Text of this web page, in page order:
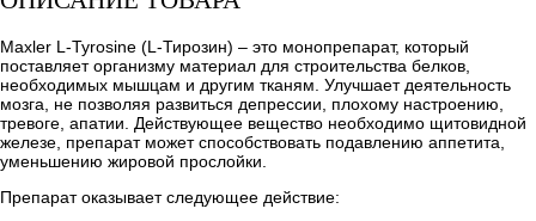
Maxler L-Tyrosine (L-Тирозин) – это монопрепарат, который
поставляет организму материал для строительства белков,
необходимых мышцам и другим тканям. Улучшает деятельность
мозга, не позволяя развиться депрессии, плохому настроению,
тревоге, апатии. Действующее вещество необходимо щитовидной
железе, препарат может способствовать подавлению аппетита,
уменьшению жировой прослойки.
Препарат оказывает следующее действие: